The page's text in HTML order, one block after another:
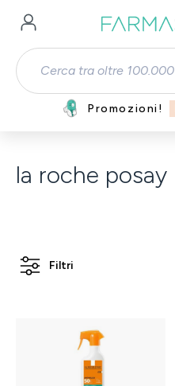
Passa al contenuto principale
Promozioni!
la roche posay
Filtri